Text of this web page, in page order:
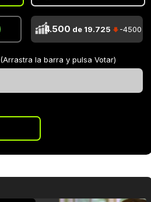
4.500 de 19.725 -4500
(Arrastra la barra y pulsa Votar)